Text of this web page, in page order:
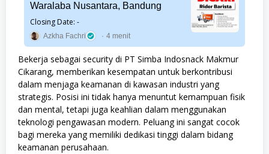
Waralaba Nusantara, Bandung
Closing Date: -
Azkha Fachri 4 menit
Bekerja sebagai security di PT Simba Indosnack Makmur
Cikarang, memberikan kesempatan untuk berkontribusi
dalam menjaga keamanan di kawasan industri yang
strategis. Posisi ini tidak hanya menuntut kemampuan fisik
dan mental, tetapi juga keahlian dalam menggunakan
teknologi pengawasan modern. Peluang ini sangat cocok
bagi mereka yang memiliki dedikasi tinggi dalam bidang
keamanan perusahaan.